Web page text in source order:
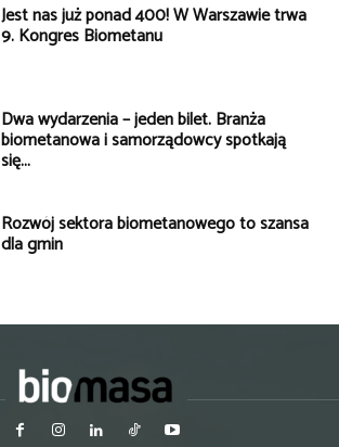
Jest nas już ponad 400! W Warszawie trwa
9. Kongres Biometanu
Dwa wydarzenia – jeden bilet. Branża
biometanowa i samorządowcy spotkają
się...
Rozwój sektora biometanowego to szansa
dla gmin